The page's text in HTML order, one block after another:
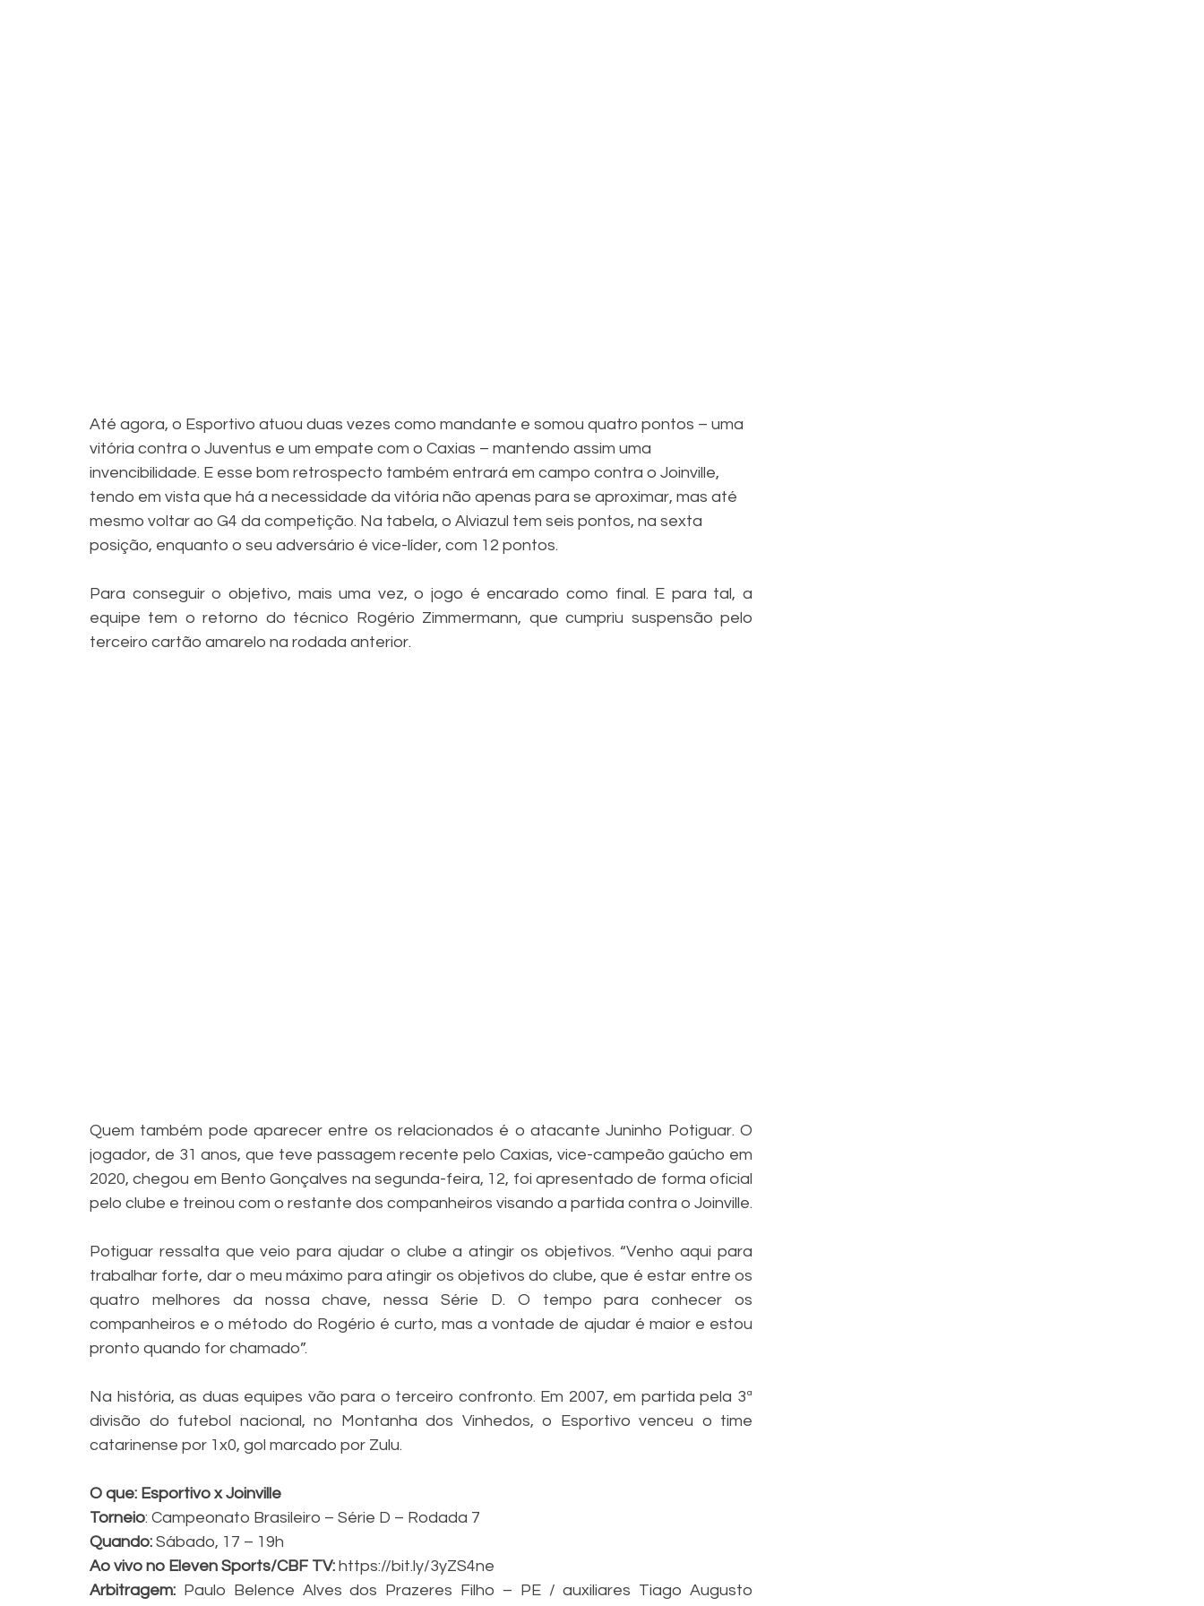
Até agora, o Esportivo atuou duas vezes como mandante e somou quatro pontos – uma
vitória contra o Juventus e um empate com o Caxias – mantendo assim uma
invencibilidade. E esse bom retrospecto também entrará em campo contra o Joinville,
tendo em vista que há a necessidade da vitória não apenas para se aproximar, mas até
mesmo voltar ao G4 da competição. Na tabela, o Alviazul tem seis pontos, na sexta
posição, enquanto o seu adversário é vice-líder, com 12 pontos.
Para conseguir o objetivo, mais uma vez, o jogo é encarado como final. E para tal, a
equipe tem o retorno do técnico Rogério Zimmermann, que cumpriu suspensão pelo
terceiro cartão amarelo na rodada anterior.
Quem também pode aparecer entre os relacionados é o atacante Juninho Potiguar. O
jogador, de 31 anos, que teve passagem recente pelo Caxias, vice-campeão gaúcho em
2020, chegou em Bento Gonçalves na segunda-feira, 12, foi apresentado de forma oficial
Potiguar ressalta que veio para ajudar o clube a atingir os objetivos. “Venho aqui para
trabalhar forte, dar o meu máximo para atingir os objetivos do clube, que é estar entre os
quatro melhores da nossa chave, nessa Série D. O tempo para conhecer os
companheiros e o método do Rogério é curto, mas a vontade de ajudar é maior e estou
pronto quando for chamado”.
Na história, as duas equipes vão para o terceiro confronto. Em 2007, em partida pela 3ª
divisão do futebol nacional, no Montanha dos Vinhedos, o Esportivo venceu o time
catarinense por 1x0, gol marcado por Zulu.
O que: Esportivo x Joinville
Torneio: Campeonato Brasileiro – Série D – Rodada 7
Quando: Sábado, 17 – 19h
Ao vivo no Eleven Sports/CBF TV: https://bit.ly/3yZS4ne
Arbitragem: Paulo Belence Alves dos Prazeres Filho – PE / auxiliares Tiago Augusto